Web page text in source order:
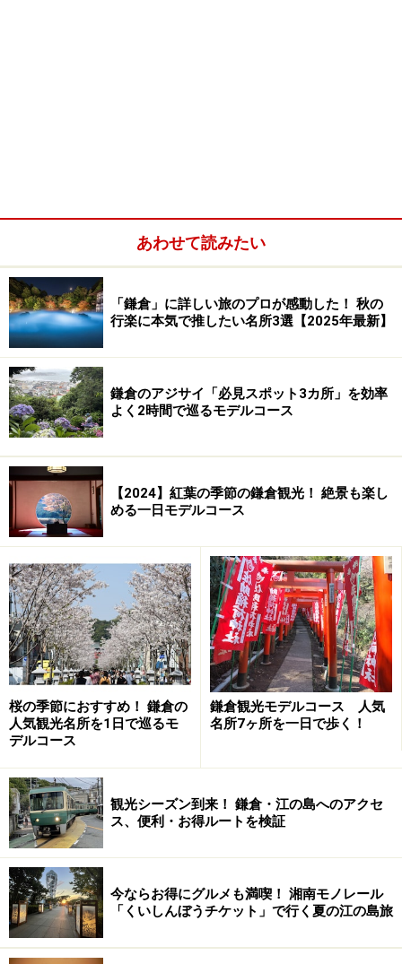
あわせて読みたい
「鎌倉」に詳しい旅のプロが感動した！ 秋の
行楽に本気で推したい名所3選【2025年最新】
鎌倉のアジサイ「必見スポット3カ所」を効率
よく2時間で巡るモデルコース
【2024】紅葉の季節の鎌倉観光！ 絶景も楽し
める一日モデルコース
桜の季節におすすめ！ 鎌倉の
人気観光名所を1日で巡るモ
デルコース
鎌倉観光モデルコース 人気
名所7ヶ所を一日で歩く！
観光シーズン到来！ 鎌倉・江の島へのアクセ
ス、便利・お得ルートを検証
今ならお得にグルメも満喫！ 湘南モノレール
「くいしんぼうチケット」で行く夏の江の島旅